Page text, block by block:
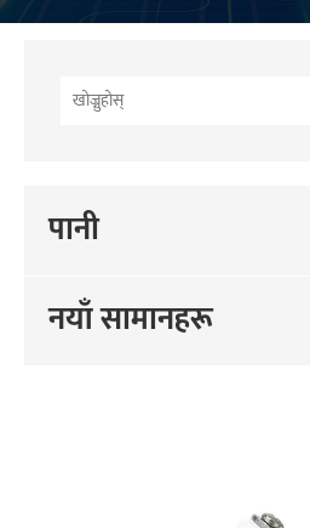
पानी
नयाँ सामानहरू